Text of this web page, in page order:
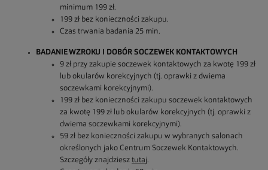
minimum 199 zł.
199 zł bez konieczności zakupu.
Czas trwania badania 25 min.
BADANIE WZROKU I DOBÓR SOCZEWEK KONTAKTOWYCH
9 zł przy zakupie soczewek kontaktowych za kwotę 199 zł
lub okularów korekcyjnych (tj. oprawki z dwiema
soczewkami korekcyjnymi).
199 zł bez konieczności zakupu soczewek kontaktowych
za kwotę 199 zł lub okularów korekcyjnych (tj. oprawki z
dwiema soczewkami korekcyjnymi).
59 zł bez konieczności zakupu w wybranych salonach
określonych jako Centrum Soczewek Kontaktowych.
Szczegóły znajdziesz tutaj.